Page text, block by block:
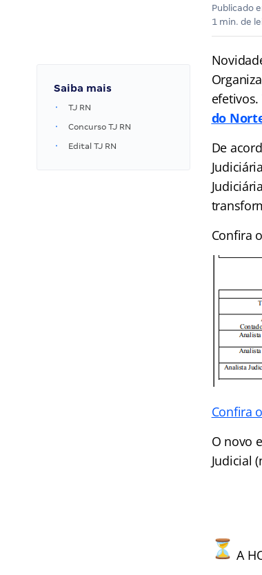
Publicado
1 min. de
Saiba mais
TJ RN
Concurso TJ RN
Edital TJ RN
do
De
Confira
Confira
O novo
Judicial
A